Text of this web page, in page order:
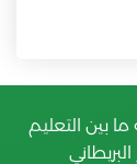
بين التعليم